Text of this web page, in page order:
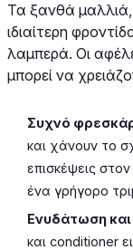
Τα ξανθά μαλλιά,
ιδιαίτερη
λαμπερά. Οι
μπορεί να
Συχνό
και χάνουν το
επισκέψεις
ένα γρήγορο
Ενυδάτωση
και conditioner